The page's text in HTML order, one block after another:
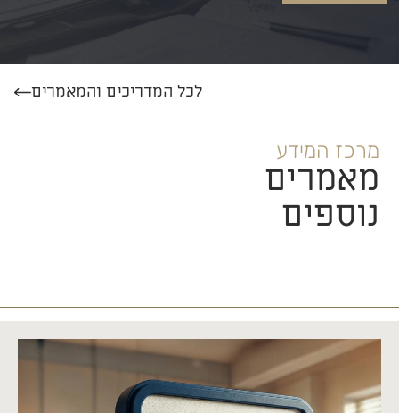
מרכז המידע
מאמרים
נוספים
לכל המדריכים והמאמרים